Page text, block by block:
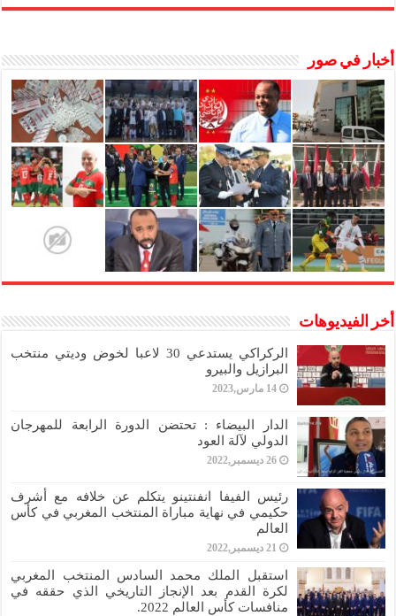
أخبار في صور
أخر الفيديوهات
الركراكي يستدعي 30 لاعبا لخوض وديتي منتخب
البرازيل والبيرو
14 مارس,2023
الدار البيضاء : تحتضن الدورة الرابعة للمهرجان
الدولي لآلة العود
26 ديسمبر,2022
رئيس الفيفا انفنتينو يتكلم عن خلافه مع أشرف
حكيمي في نهاية مباراة المنتخب المغربي في كأس
العالم
21 ديسمبر,2022
استقبل الملك محمد السادس المنتخب المغربي
لكرة القدم بعد الإنجاز التاريخي الذي حققه في
منافسات كأس العالم 2022.